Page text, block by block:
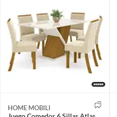
HOME MOBILI